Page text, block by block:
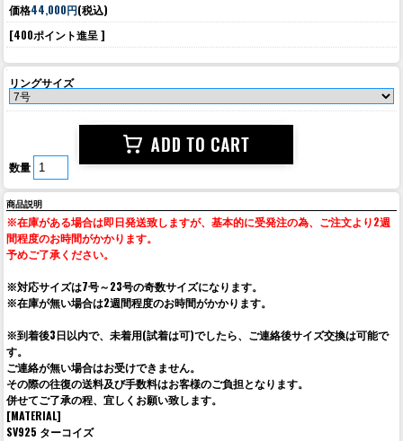
価格44,000円(税込)
[400ポイント進呈 ]
リングサイズ
数量
商品説明
※在庫がある場合は即日発送致しますが、基本的に受発注の為、ご注文より2週
間程度のお時間がかかります。
予めご了承ください。
※対応サイズは7号～23号の奇数サイズになります。
※在庫が無い場合は2週間程度のお時間がかかります。
※到着後3日以内で、未着用(試着は可)でしたら、ご連絡後サイズ交換は可能で
す。
ご連絡が無い場合はお受けできません。
その際の往復の送料及び手数料はお客様のご負担となります。
併せてご了承の程、宜しくお願い致します。
[MATERIAL]
SV925 ターコイズ